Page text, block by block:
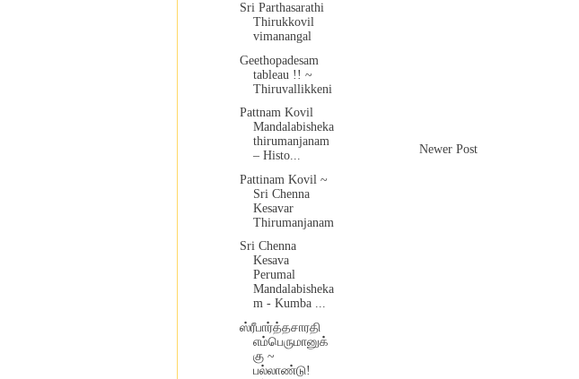
Newer Post
Sri Parthasarathi
Thirukkovil
vimanangal
Geethopadesam
tableau !! ~
Thiruvallikkeni
Pattnam Kovil
Mandalabisheka
thirumanjanam
– Histo...
Pattinam Kovil ~
Sri Chenna
Kesavar
Thirumanjanam
Sri Chenna
Kesava
Perumal
Mandalabisheka
m - Kumba ...
ஸ்ரீபார்த்தசாரதி
எம்பெருமானுக்
கு ~
பல்லாண்டு!